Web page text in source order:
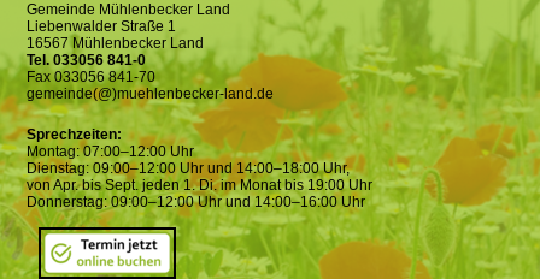
Gemeinde Mühlenbecker Land
Liebenwalder Straße 1
16567 Mühlenbecker Land
Tel. 033056 841-0
Fax 033056 841-70
gemeinde(@)muehlenbecker-land.de
Sprechzeiten:
Montag: 07:00–12:00 Uhr
Dienstag: 09:00–12:00 Uhr und 14:00–18:00 Uhr,
von Apr. bis Sept. jeden 1. Di. im Monat bis 19:00 Uhr
Donnerstag: 09:00–12:00 Uhr und 14:00–16:00 Uhr